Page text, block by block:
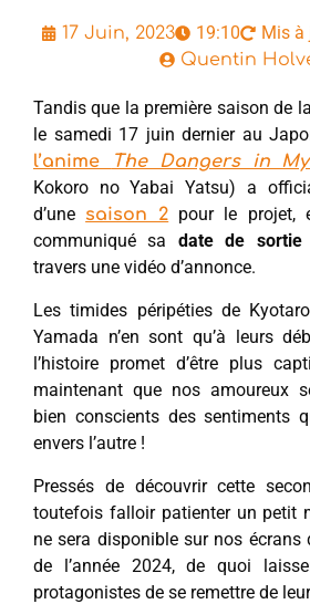
17 Juin, 2023 19:10 Mis à
Quentin
Tandis que la première saison de
le samedi 17 juin dernier au
l’anime The Dangers in
Kokoro no Yabai Yatsu) a
d’une saison 2 pour le projet,
communiqué sa date de sortie
travers une vidéo d’annonce.
Les timides péripéties de
Yamada n’en sont qu’à leurs
l’histoire promet d’être plus
maintenant que nos amoureux
bien conscients des sentiments
envers l’autre !
Pressés de découvrir cette
toutefois falloir patienter un petit
ne sera disponible sur nos écrans
de l’année 2024, de quoi
protagonistes de se remettre de